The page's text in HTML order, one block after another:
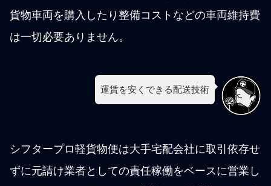
貨物車両を購入したり整備コストなどの車両維持費
は一切必要ありません。
運賃を安くできる配送技術
シフタープロ軽貨物便は大手宅配会社に取引依存せ
ずに元請け業者としての責任稼働をベースに営業し